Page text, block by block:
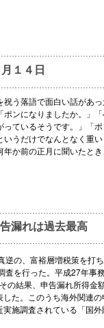
１４日
祝う落語で面白い話があ
ポンになりましたか。」
っているそうです。」「
いうだけでなんとなく重
年か前の正月に聞いたと
漏れは過去最高
逆の、富裕層増税策を打
査を行った。平成27年事
の結果、申告漏れ所得金
た。このうち海外関連
施調査されている「国